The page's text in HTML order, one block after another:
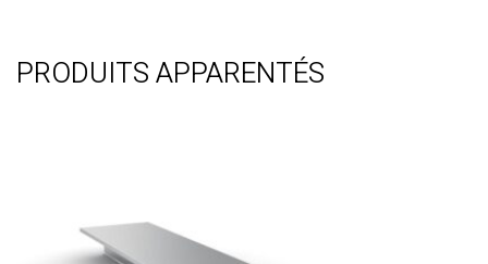
PRODUITS APPARENTÉS